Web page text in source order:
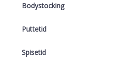
Bodystocking
Puttetid
Spisetid